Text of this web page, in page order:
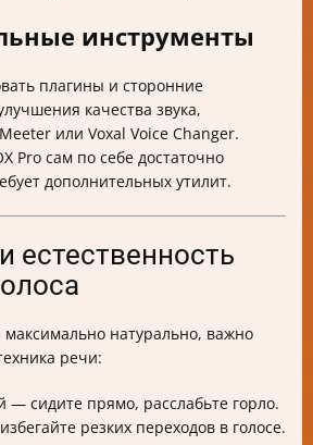
инструменты
плагины и сторонние
качества звука,
или Voxal Voice Changer.
Pro сам по себе достаточно
дополнительных утилит.
естественность
максимально натурально, важно
речи:
— сидите прямо, расслабьте горло.
резких переходов в голосе.